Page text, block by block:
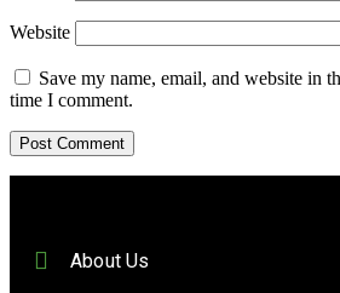
Website
Save my name, email, and website in
time I comment.
About Us